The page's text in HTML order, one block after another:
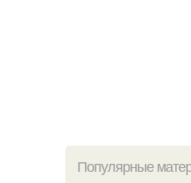
Популярные